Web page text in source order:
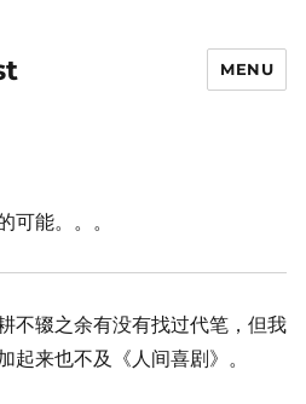
MENU
能。。。
辍之余有没有找过代笔，但我
起来也不及《人间喜剧》。